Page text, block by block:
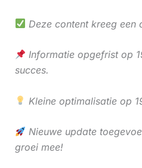
Deze content kreeg een
Informatie opgefrist op
succes.
Kleine optimalisatie op
Nieuwe update
groei mee!